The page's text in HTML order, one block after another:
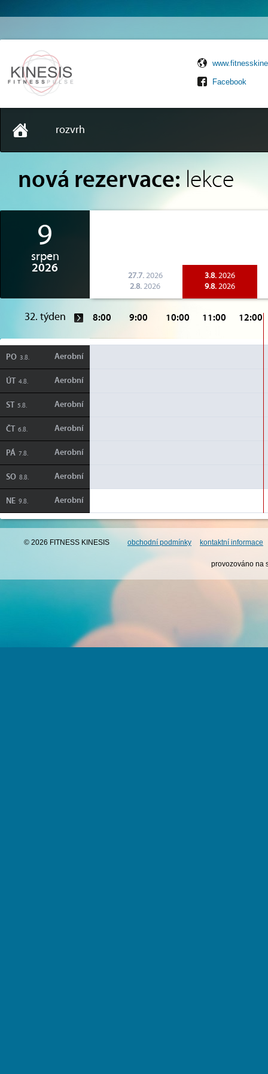
Facebook
rozvrh
nová rezervace:lekce
9
srpen
2026
27.7. 2026
2.8. 2026
3.8. 2026
9.8. 2026
32. týden 8:00 9:00 10:00 11:00 12:00
PO 3.8. Aerobní
ÚT 4.8. Aerobní
ST 5.8. Aerobní
ČT 6.8. Aerobní
PÁ 7.8. Aerobní
SO 8.8. Aerobní
NE 9.8. Aerobní
© 2026 FITNESS KINESIS obchodní podmínky kontaktní informace
provozováno na